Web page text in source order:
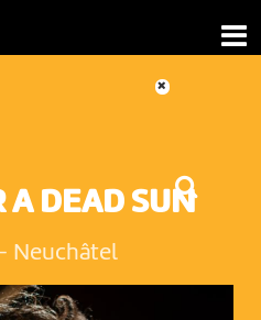
A DEAD SUN
Neuchâtel